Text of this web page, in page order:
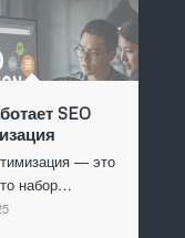
SEO
— это
набор…